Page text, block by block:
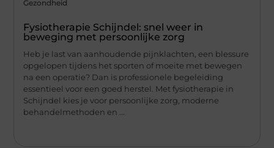
Gezondheid
Fysiotherapie Schijndel: snel weer in
beweging met persoonlijke zorg
Heb je last van aanhoudende pijnklachten, een blessure
opgelopen tijdens het sporten of moeite met bewegen
na een operatie? Dan is professionele begeleiding
essentieel voor een goed herstel. Met fysiotherapie in
Schijndel kies je voor persoonlijke zorg, moderne
behandelmethoden en ...